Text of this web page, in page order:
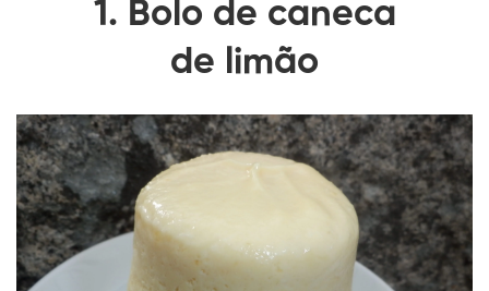
1. Bolo de caneca
de limão